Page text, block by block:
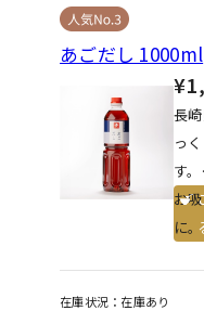
あごだし 1000ml
長
っ
す。
お
に。
在庫状況 在庫あり